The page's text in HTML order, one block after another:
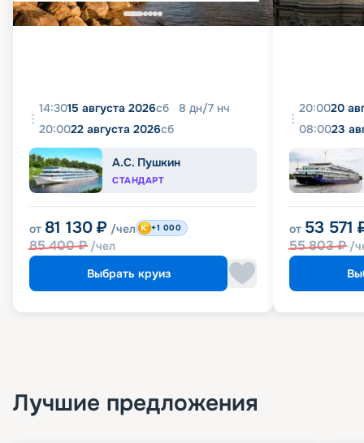
14:3015 августа 2026сб 8 дн/7 нч
20:0022 августа 2026сб
А.С. Пушкин
СТАНДАРТ
от 81 130 ₽ /чел
85 400₽ /чел
+1 000
Выбрать круиз
20:0020
08:0023
от 53 571
55 803₽ /
Лучшие предложения